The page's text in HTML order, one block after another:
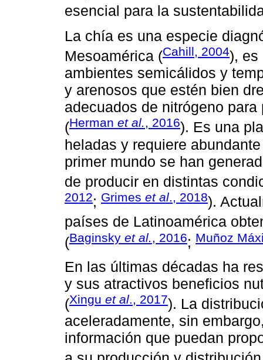
esencial para la
La chía es una especie
Mesoamérica (Cahill, 2004), es
ambientes semicálidos y
y arenosos que estén bien
adecuados de nitrógeno
(Herman et al., 2016). Es una
heladas y requiere
primer mundo se han
de producir en distintas
2012; Grimes et al., 2018).
países de Latinoamérica
(Baginsky et al. , 2016; Muñoz
En las últimas décadas ha
y sus atractivos beneficios
(Xingu et al., 2017). La
aceleradamente, sin
información que puedan